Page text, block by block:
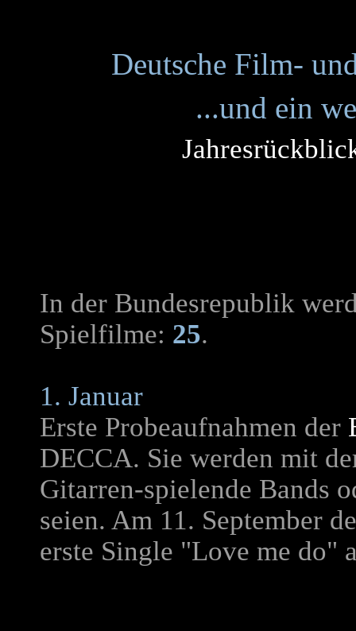
Deutsche Film-
...und ein
In der Bundesrepublik
Spielfilme: 25.
1. Januar
Erste Probeaufnahmen der
DECCA. Sie werden mit
Gitarren-spielende Bands
seien. Am 11. September
erste Single "Love me do"